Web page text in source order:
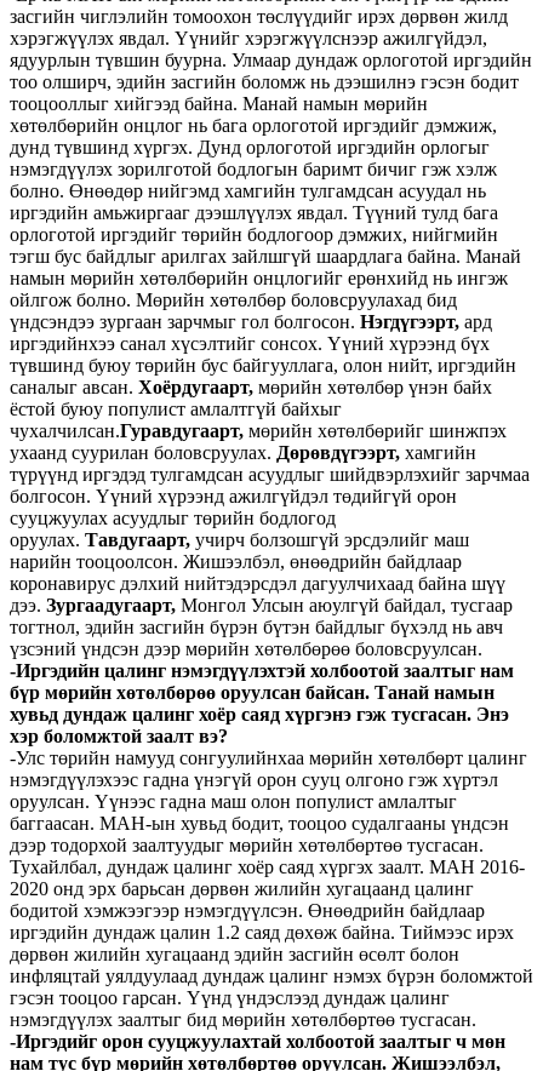
засгийн чиглэлийн томоохон төслүүдийг ирэх дөрвөн жилд
хэрэгжүүлэх явдал. Үүнийг хэрэгжүүлснээр ажилгүйдэл,
ядуурлын түвшин буурна. Улмаар дундаж орлоготой иргэдийн
тоо олширч, эдийн засгийн боломж нь дээшилнэ гэсэн бодит
тооцооллыг хийгээд байна. Манай намын мөрийн
хөтөлбөрийн онцлог нь бага орлоготой иргэдийг дэмжиж,
дунд түвшинд хүргэх. Дунд орлоготой иргэдийн орлогыг
нэмэгдүүлэх зорилготой бодлогын баримт бичиг гэж хэлж
болно. Өнөөдөр нийгэмд хамгийн тулгамдсан асуудал нь
иргэдийн амьжиргааг дээшлүүлэх явдал. Түүний тулд бага
орлоготой иргэдийг төрийн бодлогоор дэмжих, нийгмийн
тэгш бус байдлыг арилгах зайлшгүй шаардлага байна. Манай
намын мөрийн хөтөлбөрийн онцлогийг ерөнхийд нь ингэж
ойлгож болно. Мөрийн хөтөлбөр боловсруулахад бид
үндсэндээ зургаан зарчмыг гол болгосон. Нэгдүгээрт, ард
иргэдийнхээ санал хүсэлтийг сонсох. Үүний хүрээнд бүх
түвшинд буюу төрийн бус байгууллага, олон нийт, иргэдийн
саналыг авсан. Хоёрдугаарт, мөрийн хөтөлбөр үнэн байх
ёстой буюу популист амлалтгүй байхыг
чухалчилсан.Гуравдугаарт, мөрийн хөтөлбөрийг шинжпэх
ухаанд суурилан боловсруулах. Дөрөвдүгээрт, хамгийн
түрүүнд иргэдэд тулгамдсан асуудлыг шийдвэрлэхийг зарчмаа
болгосон. Үүний хүрээнд ажилгүйдэл төдийгүй орон
сууцжуулах асуудлыг төрийн бодлогод
оруулах. Тавдугаарт, учирч болзошгүй эрсдэлийг маш
нарийн тооцоолсон. Жишээлбэл, өнөөдрийн байдлаар
коронавирус дэлхий нийтэдэрсдэл дагуулчихаад байна шүү
дээ. Зургаадугаарт, Монгол Улсын аюулгүй байдал, тусгаар
тогтнол, эдийн засгийн бүрэн бүтэн байдлыг бүхэлд нь авч
үзсэний үндсэн дээр мөрийн хөтөлбөрөө боловсруулсан.
-Иргэдийн цалинг нэмэгдүүлэхтэй холбоотой заалтыг нам
бүр мөрийн хөтөлбөрөө оруулсан байсан. Танай намын
хувьд дундаж цалинг хоёр саяд хүргэнэ гэж тусгасан. Энэ
хэр боломжтой заалт вэ?
-Улс төрийн намууд сонгуулийнхаа мөрийн хөтөлбөрт цалинг
нэмэгдүүлэхээс гадна үнэгүй орон сууц олгоно гэж хүртэл
оруулсан. Үүнээс гадна маш олон популист амлалтыг
баггаасан. МАН-ын хувьд бодит, тооцоо судалгааны үндсэн
дээр тодорхой заалтуудыг мөрийн хөтөлбөртөө тусгасан.
Тухайлбал, дундаж цалинг хоёр саяд хүргэх заалт. МАН 2016-
2020 онд эрх барьсан дөрвөн жилийн хугацаанд цалинг
бодитой хэмжээгээр нэмэгдүүлсэн. Өнөөдрийн байдлаар
иргэдийн дундаж цалин 1.2 саяд дөхөж байна. Тиймээс ирэх
дөрвөн жилийн хугацаанд эдийн засгийн өсөлт болон
инфляцтай уялдуулаад дундаж цалинг нэмэх бүрэн боломжтой
гэсэн тооцоо гарсан. Үүнд үндэслээд дундаж цалинг
нэмэгдүүлэх заалтыг бид мөрийн хөтөлбөртөө тусгасан.
-Иргэдийг орон сууцжуулахтай холбоотой заалтыг ч мөн
нам тус бүр мөрийн хөтөлбөртөө оруулсан. Жишээлбэл,